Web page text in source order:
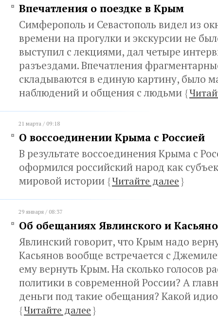
Впечатления о поездке в Крым
Симферополь и Севастополь видел из
времени на прогулки и экскурсии не
выступил с лекциями, дал четыре
разъездами. Впечатления
складываются в единую картину, было
наблюдений и общения с людьми {
21 марта / 09:18
О воссоединении Крыма с Россией
В результате воссоединения Крыма с
оформился российский народ как
мировой истории {Читайте далее}
29 января / 08:37
Об обещаниях Явлинского и
Явлинский говорит, что Крым надо
Касьянов вообще встречается с
ему вернуть Крым. На сколько голосов
политики в современной России? А
деньги под такие обещания? Какой
{Читайте далее}